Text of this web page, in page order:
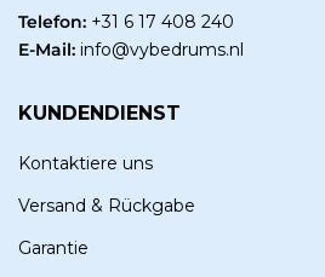
Telefon: +31 6 17 408 240
E-Mail: info@vybedrums.nl
KUNDENDIENST
Kontaktiere uns
Versand & Rückgabe
Garantie